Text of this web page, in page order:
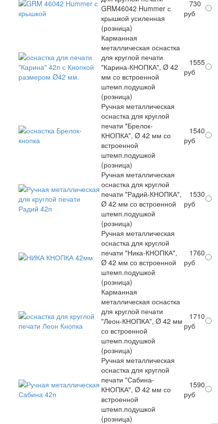
GRM46042 Hummer с
крышкой усиленная
(розница)
730
руб
Карманная
металлическая оснастка
для круглой печати
"Карина-КНОПКА", Ø 42
мм со встроенной
штемп.подушкой
(розница)
1555
руб
Ручная металлическая
оснастка для круглой
печати "Брелок-
КНОПКА", Ø 42 мм со
встроенной
штемп.подушкой
(розница)
1540
руб
Ручная металлическая
оснастка для круглой
печати "Радий-КНОПКА",
Ø 42 мм со встроенной
штемп.подушкой
(розница)
1530
руб
Ручная металлическая
оснастка для круглой
печати "Ника-КНОПКА",
Ø 42 мм со встроенной
штемп.подушкой
(розница)
1760
руб
Карманная
металлическая оснастка
для круглой печати
"Леон-КНОПКА", Ø 42 мм
со встроенной
штемп.подушкой
(розница)
1710
руб
Ручная металлическая
оснастка для круглой
печати "Сабина-
КНОПКА", Ø 42 мм со
встроенной
штемп.подушкой
(розница)
1590
руб